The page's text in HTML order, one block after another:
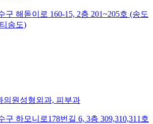
구 해돋이로 160-15, 2층 201~205호 (송도
송도)
의원 성형외과, 피부과
구 하모니로178번길 6, 3층 309,310,311호